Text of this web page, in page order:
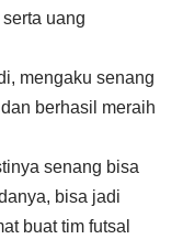
uang
mengaku senang
berhasil meraih
senang bisa
bisa jadi
buat tim futsal